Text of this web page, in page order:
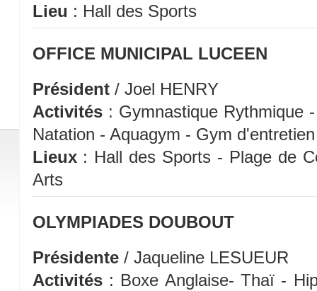
Lieu : Hall des Sports
OFFICE MUNICIPAL LUCEEN
Président / Joel HENRY
Activités: Gymnastique Rythmique
Natation - Aquagym - Gym d'entretien
Lieux: Hall des Sports - Plage de
Arts
OLYMPIADES DOUBOUT
Présidente/ Jaqueline LESUEUR
Activités: Boxe Anglaise- Thaï -